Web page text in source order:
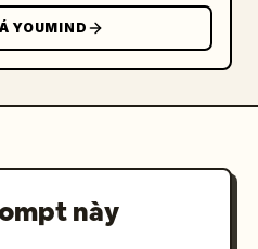
YOUMIND
này